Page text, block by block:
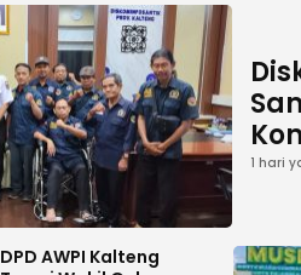
1 hari
DPD AWPI Kalteng